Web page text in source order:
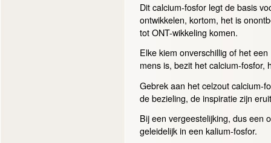
Dit calcium-fosfor legt de basis
ontwikkelen, kortom, het is
tot ONT-wikkeling komen.
Elke kiem onverschillig of het
mens is, bezit het calcium-
Gebrek aan het celzout calcium-
de bezieling, de inspiratie zijn
Bij een vergeestelijking, dus een
geleidelijk in een kalium-fosfor.